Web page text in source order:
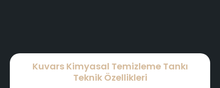
Kuvars Kimyasal Temizleme Tankı
Teknik Özellikleri